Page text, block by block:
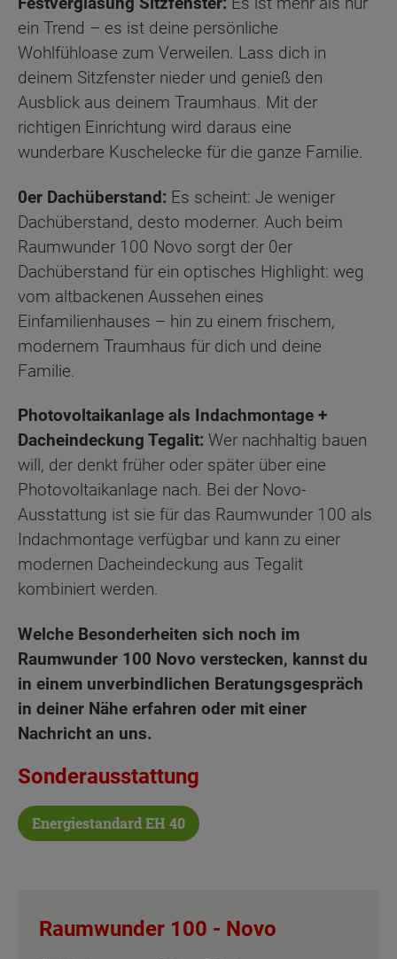
ein Trend – es ist deine persönliche
Wohlfühloase zum Verweilen. Lass dich in
deinem Sitzfenster nieder und genieß den
Ausblick aus deinem Traumhaus. Mit der
richtigen Einrichtung wird daraus eine
wunderbare Kuschelecke für die ganze Familie.
0er Dachüberstand: Es scheint: Je weniger
Dachüberstand, desto moderner. Auch beim
Raumwunder 100 Novo sorgt der 0er
Dachüberstand für ein optisches Highlight: weg
vom altbackenen Aussehen eines
Einfamilienhauses – hin zu einem frischem,
modernem Traumhaus für dich und deine
Familie.
Photovoltaikanlage als Indachmontage +
Dacheindeckung Tegalit: Wer nachhaltig bauen
will, der denkt früher oder später über eine
Photovoltaikanlage nach. Bei der Novo-
Ausstattung ist sie für das Raumwunder 100 als
Indachmontage verfügbar und kann zu einer
modernen Dacheindeckung aus Tegalit
kombiniert werden.
Welche Besonderheiten sich noch im
Raumwunder 100 Novo verstecken, kannst du
in einem unverbindlichen Beratungsgespräch
in deiner Nähe erfahren oder mit einer
Nachricht an uns.
Sonderausstattung
Energiestandard EH 40
Raumwunder 100 - Novo